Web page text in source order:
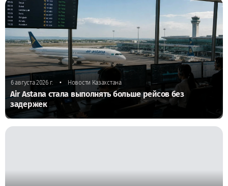
6 августа 2026 г. • Новости Казахстана
Air Astana стала выполнять больше рейсов без
задержек